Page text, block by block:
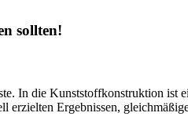
sollten!
In die Kunststoffkonstruktion ist
Ergebnissen,